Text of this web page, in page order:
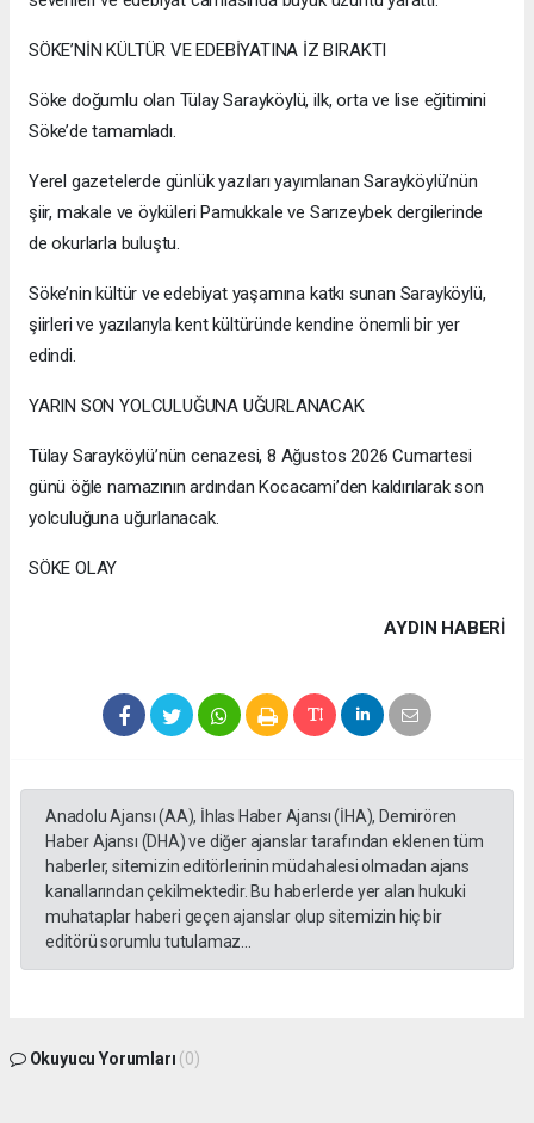
SÖKE’NİN KÜLTÜR VE EDEBİYATINA İZ BIRAKTI
Söke doğumlu olan Tülay Sarayköylü, ilk, orta ve lise eğitimini
Söke’de tamamladı.
Yerel gazetelerde günlük yazıları yayımlanan Sarayköylü’nün
şiir, makale ve öyküleri Pamukkale ve Sarızeybek dergilerinde
de okurlarla buluştu.
Söke’nin kültür ve edebiyat yaşamına katkı sunan Sarayköylü,
şiirleri ve yazılarıyla kent kültüründe kendine önemli bir yer
edindi.
YARIN SON YOLCULUĞUNA UĞURLANACAK
Tülay Sarayköylü’nün cenazesi, 8 Ağustos 2026 Cumartesi
günü öğle namazının ardından Kocacami’den kaldırılarak son
yolculuğuna uğurlanacak.
SÖKE OLAY
AYDIN HABERİ
Anadolu Ajansı (AA), İhlas Haber Ajansı (İHA), Demirören
Haber Ajansı (DHA) ve diğer ajanslar tarafından eklenen tüm
haberler, sitemizin editörlerinin müdahalesi olmadan ajans
kanallarından çekilmektedir. Bu haberlerde yer alan hukuki
muhataplar haberi geçen ajanslar olup sitemizin hiç bir
editörü sorumlu tutulamaz...
Okuyucu Yorumları (0)